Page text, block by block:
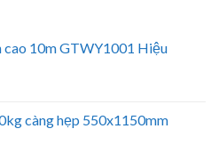
cao 10m GTWY1001 Hiệu
càng hẹp 550x1150mm